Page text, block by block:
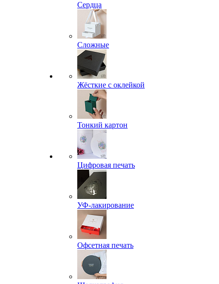
Сердца
Сложные
Жёсткие с оклейкой
Тонкий картон
Цифровая печать
УФ-лакирование
Офсетная печать